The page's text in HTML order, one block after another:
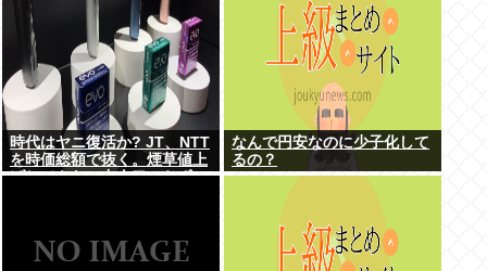
時代はヤニ復活か? JT、NTT
を時価総額で抜く。煙草値上
げしてもヤニ中人口へらずに
なんで円安なのに少子化して
るの？